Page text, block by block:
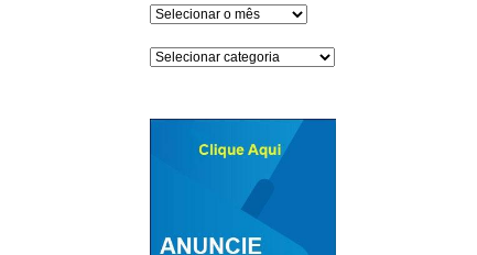
Arquivos
Categorias